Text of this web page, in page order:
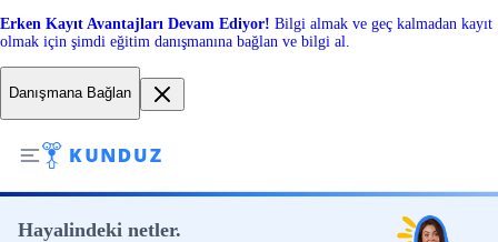
Erken Kayıt Avantajları Devam Ediyor! Bilgi almak ve geç kalmadan kayıt
olmak için şimdi eğitim danışmanına bağlan ve bilgi al.
Danışmana Bağlan
Hayalindeki netler.